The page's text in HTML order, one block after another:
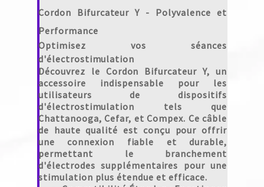
Cordon Bifurcateur Y - Polyvalence et
Performance
Optimisez vos séances
d'électrostimulation
Découvrez le Cordon Bifurcateur Y, un
accessoire indispensable pour les
utilisateurs de dispositifs
d'électrostimulation tels que
Chattanooga, Cefar, et Compex. Ce câble
de haute qualité est conçu pour offrir
une connexion fiable et durable,
permettant le branchement
d'électrodes supplémentaires pour une
stimulation plus étendue et efficace.